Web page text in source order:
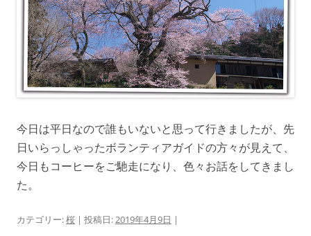
今日は平日なので誰もいないと思って行きましたが、先
日いらっしゃったボランティアガイドの方々が見えて、
今日もコーヒーをご馳走になり、色々お話をしてきまし
た。
カテゴリー:桜 | 投稿日:2019年4月9日 |